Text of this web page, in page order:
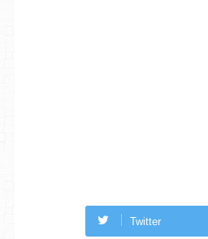
Twitter